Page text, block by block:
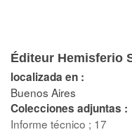
Éditeur Hemisferio
localizada en :
Buenos Aires
Colecciones adjuntas :
Informe técnico ; 17